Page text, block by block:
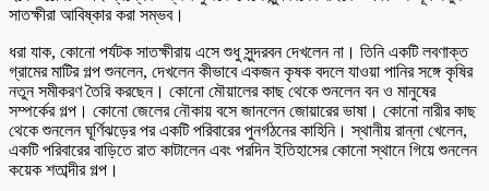
সাতক্ষীরা আবিষ্কার করা সম্ভব।
ধরা যাক, কোনো পর্যটক সাতক্ষীরায় এসে শুধু সুন্দরবন দেখলেন না। তিনি একটি লবণাক্ত
গ্রামের মাটির গল্প শুনলেন, দেখলেন কীভাবে একজন কৃষক বদলে যাওয়া পানির সঙ্গে কৃষির
নতুন সমীকরণ তৈরি করছেন। কোনো মৌয়ালের কাছ থেকে শুনলেন বন ও মানুষের
সম্পর্কের গল্প। কোনো জেলের নৌকায় বসে জানলেন জোয়ারের ভাষা। কোনো নারীর কাছ
থেকে শুনলেন ঘূর্ণিঝড়ের পর একটি পরিবারের পুনর্গঠনের কাহিনি। স্থানীয় রান্না খেলেন,
একটি পরিবারের বাড়িতে রাত কাটালেন এবং পরদিন ইতিহাসের কোনো স্থানে গিয়ে শুনলেন
কয়েক শতাব্দীর গল্প।